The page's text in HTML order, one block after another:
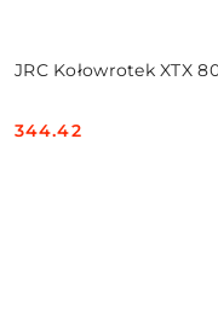
JRC Kołowrotek XTX
Cena:
344.42